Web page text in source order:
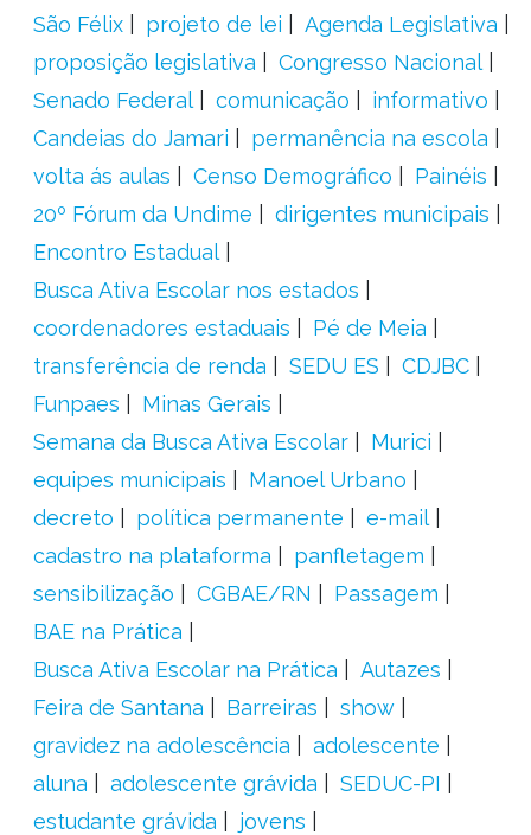
São Félix
projeto de lei
Agenda Legislativa
proposição legislativa
Congresso Nacional
Senado Federal
comunicação
informativo
Candeias do Jamari
permanência na escola
volta ás aulas
Censo Demográfico
Painéis
20º Fórum da Undime
dirigentes municipais
Encontro Estadual
Busca Ativa Escolar nos estados
coordenadores estaduais
Pé de Meia
transferência de renda
SEDU ES
CDJBC
Funpaes
Minas Gerais
Semana da Busca Ativa Escolar
Murici
equipes municipais
Manoel Urbano
decreto
política permanente
e-mail
cadastro na plataforma
panfletagem
sensibilização
CGBAE/RN
Passagem
BAE na Prática
Busca Ativa Escolar na Prática
Autazes
Feira de Santana
Barreiras
show
gravidez na adolescência
adolescente
aluna
adolescente grávida
SEDUC-PI
estudante grávida
jovens